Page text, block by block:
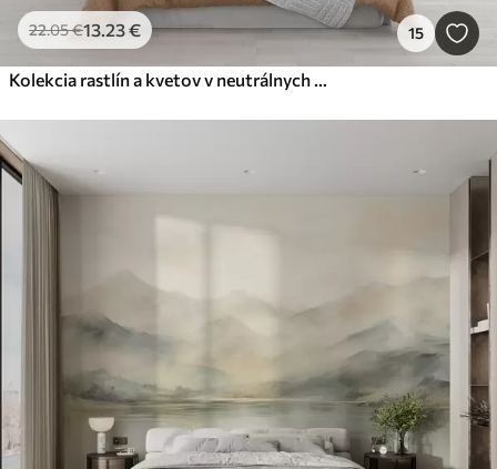
22.05€13.23€ 15
Kolekcia rastlín a kvetov v neutrálnych tónoch na abstraktnom oblúkovom pozadí v jemných zelených a oranžových odtieňoch